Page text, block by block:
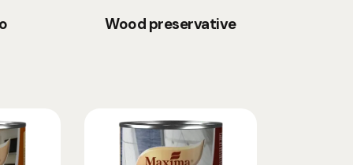
Wood preservative